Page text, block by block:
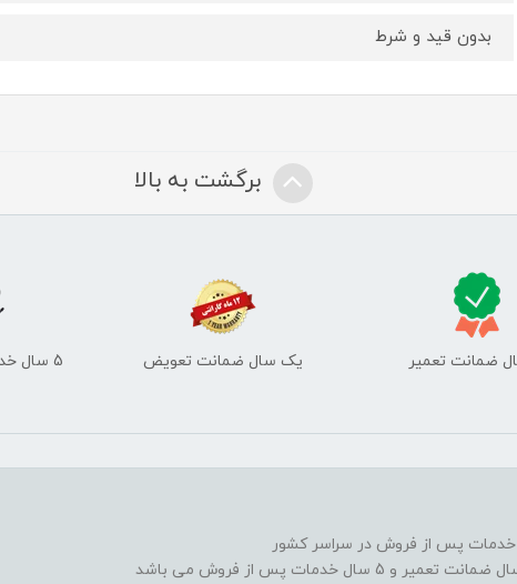
بدون قيد و شرط
برگشت به بالا
یک سال ضمانت تعویض 5 سال خدمات پس از فروش
پس از فروش می باشد